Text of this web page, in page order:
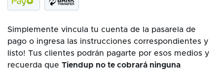
Simplemente vincula tu cuenta de la pasarela de
pago o ingresa las instrucciones correspondientes y
listo! Tus clientes podrán pagarte por esos medios y
recuerda que Tiendup no te cobrará ninguna